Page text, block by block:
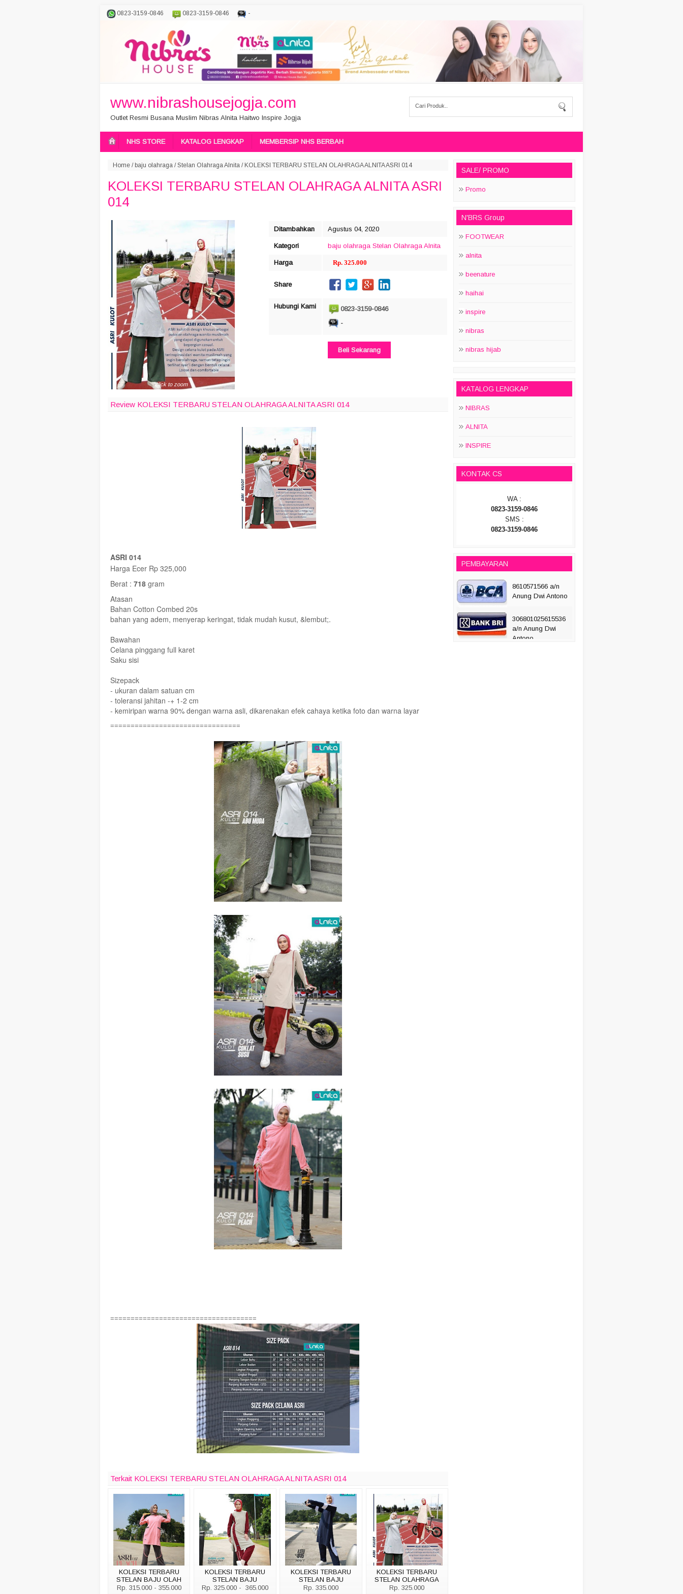
0823-3159-0846 0823-3159-0846 -
www.nibrashousejogja.com
Outlet Resmi Busana Muslim Nibras Alnita Haitwo Inspire Jogja
NHS STORE KATALOG LENGKAP MEMBERSIP NHS BERBAH
Home / baju olahraga /Stelan Olahraga Alnita / KOLEKSI TERBARU STELAN OLAHRAGA ALNITA ASRI 014
KOLEKSI TERBARU STELAN OLAHRAGA ALNITA ASRI
014
click to zoom
Ditambahkan Agustus 04, 2020
Kategori baju olahraga Stelan Olahraga Alnita
Harga Rp. 325.000
Share
Hubungi Kami
0823-3159-0846
-
Beli Sekarang
Review KOLEKSI TERBARU STELAN OLAHRAGA ALNITA ASRI 014
ASRI 014
Harga Ecer Rp 325,000
Berat : 718 gram
Atasan
Bahan Cotton Combed 20s
bahan yang adem, menyerap keringat, tidak mudah kusut, &lembut;.
Bawahan
Celana pinggang full karet
Saku sisi
Sizepack
- ukuran dalam satuan cm
- toleransi jahitan -+ 1-2 cm
- kemiripan warna 90% dengan warna asli, dikarenakan efek cahaya ketika foto dan warna layar
================================
====================================
Terkait KOLEKSI TERBARU STELAN OLAHRAGA ALNITA ASRI 014
KOLEKSI TERBARU
STELAN BAJU OLAH
RAGA ALNITA ASRI 017
Rp. 315.000 - 355.000
KOLEKSI TERBARU
STELAN BAJU
OLAHRAGA ALNITA
Rp. 325.000 - 365.000
KOLEKSI TERBARU
STELAN BAJU
OLAHRAGA ALNITA
Rp. 335.000
KOLEKSI TERBARU
STELAN OLAHRAGA
ALNITA ASRI 014
Rp. 325.000
SALE/ PROMO
Promo
N'BRS Group
FOOTWEAR
alnita
beenature
haihai
inspire
nibras
nibras hijab
KATALOG LENGKAP
NIBRAS
ALNITA
INSPIRE
KONTAK CS
WA :
0823-3159-0846
SMS :
0823-3159-0846
PEMBAYARAN
8610571566 a/n
Anung Dwi Antono
306801025615536
a/n Anung Dwi
Antono